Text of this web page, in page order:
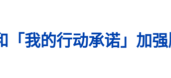
「我的行动承诺」加强